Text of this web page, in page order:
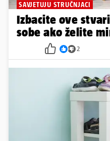
SAVJETUJU STRUČNJACI
Izbacite ove
sobe ako želite
2